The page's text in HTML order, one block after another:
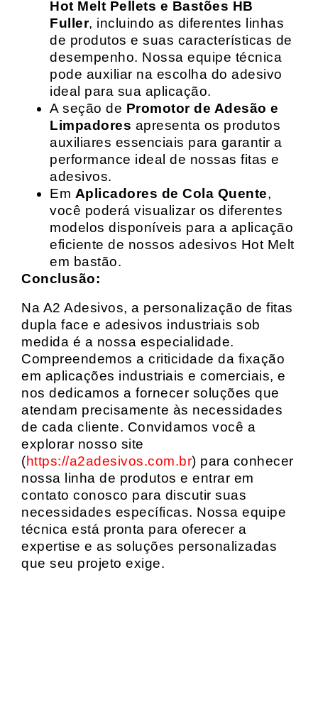
Hot Melt Pellets e Bastões HB
Fuller, incluindo as diferentes linhas
de produtos e suas características de
desempenho. Nossa equipe técnica
pode auxiliar na escolha do adesivo
ideal para sua aplicação.
A seção de Promotor de Adesão e
Limpadores apresenta os produtos
auxiliares essenciais para garantir a
performance ideal de nossas fitas e
adesivos.
Em Aplicadores de Cola Quente,
você poderá visualizar os diferentes
modelos disponíveis para a aplicação
eficiente de nossos adesivos Hot Melt
em bastão.
Conclusão:
Na A2 Adesivos, a personalização de fitas
dupla face e adesivos industriais sob
medida é a nossa especialidade.
Compreendemos a criticidade da fixação
em aplicações industriais e comerciais, e
nos dedicamos a fornecer soluções que
atendam precisamente às necessidades
de cada cliente. Convidamos você a
explorar nosso site
(https://a2adesivos.com.br) para conhecer
nossa linha de produtos e entrar em
contato conosco para discutir suas
necessidades específicas. Nossa equipe
técnica está pronta para oferecer a
expertise e as soluções personalizadas
que seu projeto exige.